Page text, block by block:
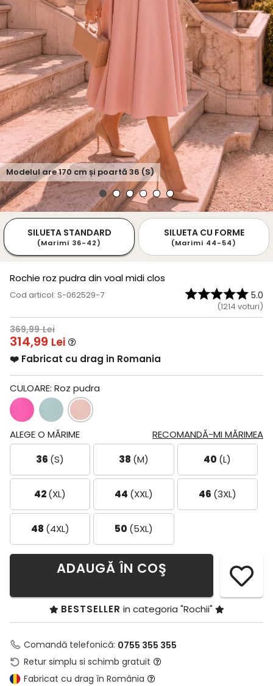
Modelul are170 cm și poartă 36 (S)
SILUETA STANDARD
(Marimi 36-42)
SILUETA CU FORME
(Marimi 44-54)
Rochie roz pudra din voal midi clos
Cod articol: S-062529-7 5.0
(1214 voturi)
369,99 Lei
314,99 Lei
❤️ Fabricat cu drag in Romania
CULOARE: Roz pudra
RECOMANDĂ-MI MĂRIMEA
ALEGE O MĂRIME
36 (S) 38 (M) 40 (L)
42(XL) 44 (XXL) 46 (3XL)
48 (4XL) 50 (5XL)
ADAUGĂ ÎN COŞ
BESTSELLER in categoria "Rochii"
Comandă telefonică: 0755 355 355
Retur simplu si schimb gratuit
Fabricat cu drag în România